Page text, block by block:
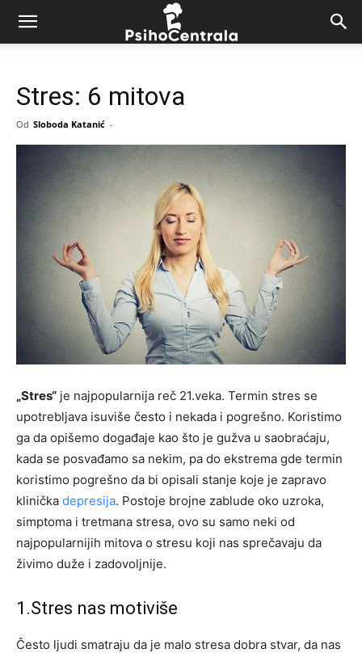
Stres: 6 mitova
Od Sloboda Katanić -
„Stres“ je najpopularnija reč 21.veka. Termin stres se
upotrebljava isuviše često i nekada i pogrešno. Koristimo
ga da opišemo događaje kao što je gužva u saobraćaju,
kada se posvađamo sa nekim, pa do ekstrema gde termin
koristimo pogrešno da bi opisali stanje koje je zapravo
klinička depresija. Postoje brojne zablude oko uzroka,
simptoma i tretmana stresa, ovo su samo neki od
najpopularnijih mitova o stresu koji nas sprečavaju da
živimo duže i zadovoljnije.
1.Stres nas motiviše
Često ljudi smatraju da je malo stresa dobra stvar, da nas